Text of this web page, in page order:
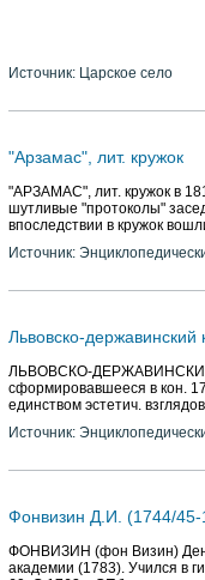
Источник: Царское село
"Арзамас", лит. кружок
"АРЗАМАС", лит. кружок в
шутливые "протоколы"
впоследствии в кружок
Источник:
Львовско-державинский
ЛЬВОВСКО-ДЕРЖАВИНСКИЙ
сформировавшееся в кон.
единством эстетич.
Источник:
Фонвизин Д.И. (1744/45-
ФОНВИЗИН (фон Визин)
академии (1783). Учился в